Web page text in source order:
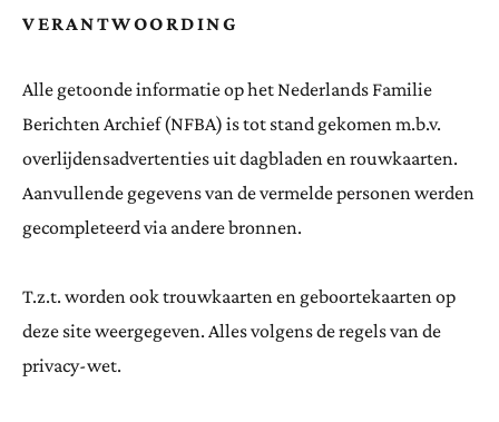
VERANTWOORDING
Alle getoonde informatie op het Nederlands Familie
Berichten Archief (NFBA) is tot stand gekomen m.b.v.
overlijdensadvertenties uit dagbladen en rouwkaarten.
Aanvullende gegevens van de vermelde personen werden
gecompleteerd via andere bronnen.
T.z.t. worden ook trouwkaarten en geboortekaarten op
deze site weergegeven. Alles volgens de regels van de
privacy-wet.